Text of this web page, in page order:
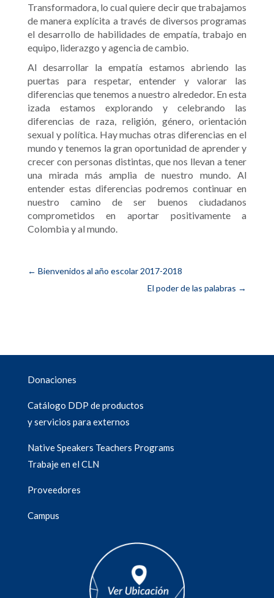
Transformadora, lo cual quiere decir que trabajamos
de manera explícita a través de diversos programas
el desarrollo de habilidades de empatía, trabajo en
equipo, liderazgo y agencia de cambio.
Al desarrollar la empatía estamos abriendo las
puertas para respetar, entender y valorar las
diferencias que tenemos a nuestro alrededor. En esta
izada estamos explorando y celebrando las
diferencias de raza, religión, género, orientación
sexual y política. Hay muchas otras diferencias en el
mundo y tenemos la gran oportunidad de aprender y
crecer con personas distintas, que nos llevan a tener
una mirada más amplia de nuestro mundo. Al
entender estas diferencias podremos continuar en
nuestro camino de ser buenos ciudadanos
comprometidos en aportar positivamente a
Colombia y al mundo.
← Bienvenidos al año escolar 2017-2018
El poder de las palabras →
Donaciones
Catálogo DDP de productos
y servicios para externos
Native Speakers Teachers Programs
Trabaje en el CLN
Proveedores
Campus